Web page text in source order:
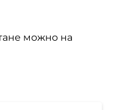
можно на